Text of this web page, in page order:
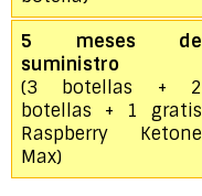
5 meses de
suministro
(3 botellas + 2
botellas + 1 gratis
Raspberry Ketone
Max)